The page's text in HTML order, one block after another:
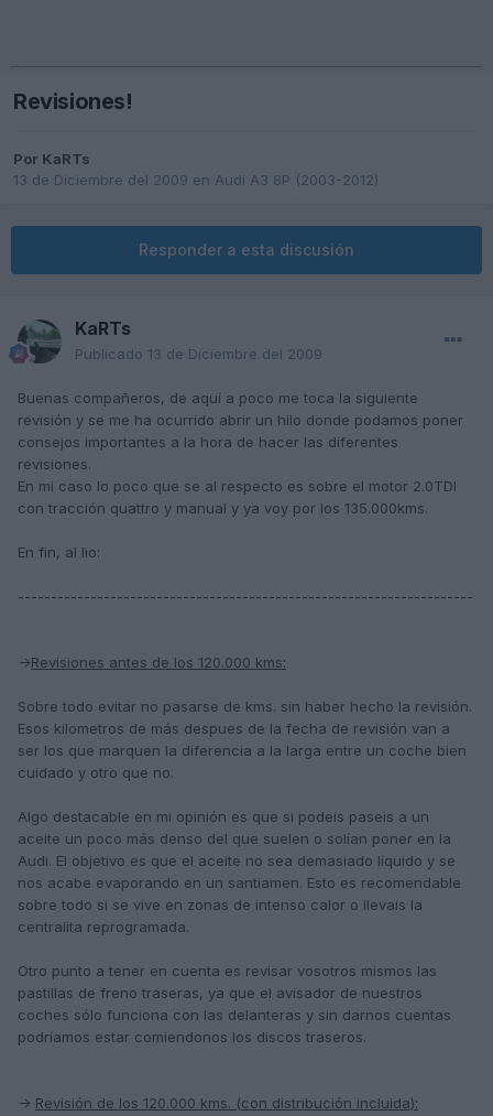
Revisiones!
Por KaRTs
13 de Diciembre del 2009 en Audi A3 8P (2003-2012)
Responder a esta discusión
KaRTs
Publicado 13 de Diciembre del 2009
Buenas compañeros, de aquí a poco me toca la siguiente
revisión y se me ha ocurrido abrir un hilo donde podamos poner
consejos importantes a la hora de hacer las diferentes
revisiones.
En mi caso lo poco que se al respecto es sobre el motor 2.0TDI
con tracción quattro y manual y ya voy por los 135.000kms.
En fin, al lio:
---------------------------------------------------------------------
->Revisiones antes de los 120.000 kms:
Sobre todo evitar no pasarse de kms. sin haber hecho la revisión.
Esos kilometros de más despues de la fecha de revisión van a
ser los que marquen la diferencia a la larga entre un coche bien
cuidado y otro que no.
Algo destacable en mi opinión es que si podeis paseis a un
aceite un poco más denso del que suelen o solían poner en la
Audi. El objetivo es que el aceite no sea demasiado líquido y se
nos acabe evaporando en un santiamen. Esto es recomendable
sobre todo si se vive en zonas de intenso calor o llevais la
centralita reprogramada.
Otro punto a tener en cuenta es revisar vosotros mismos las
pastillas de freno traseras, ya que el avisador de nuestros
coches sólo funciona con las delanteras y sin darnos cuentas
podríamos estar comiendonos los discos traseros.
-> Revisión de los 120.000 kms. (con distribución incluida):